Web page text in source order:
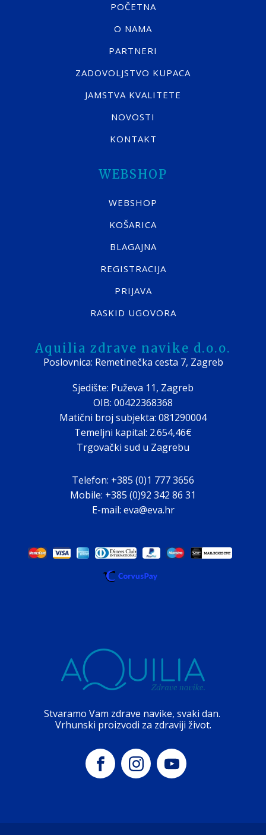
POČETNA
O NAMA
PARTNERI
ZADOVOLJSTVO KUPACA
JAMSTVA KVALITETE
NOVOSTI
KONTAKT
WEBSHOP
WEBSHOP
KOŠARICA
BLAGAJNA
REGISTRACIJA
PRIJAVA
RASKID UGOVORA
Aquilia zdrave navike d.o.o.
Poslovnica: Remetinečka cesta 7, Zagreb
Sjedište: Puževa 11, Zagreb
OIB: 00422368368
Matični broj subjekta: 081290004
Temeljni kapital: 2.654,46€
Trgovački sud u Zagrebu
Telefon: +385 (0)1 777 3656
Mobile: +385 (0)92 342 86 31
E-mail: eva@eva.hr
Stvaramo Vam zdrave navike, svaki dan.
Vrhunski proizvodi za zdraviji život.